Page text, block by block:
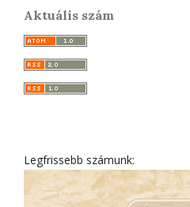
Aktuális szám
Legfrissebb számunk: